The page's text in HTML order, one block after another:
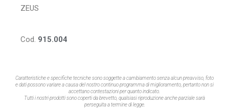
ZEUS
Cod. 915.004
Caratteristiche e specifiche tecniche sono soggette a cambiamento senza alcun preavviso, foto
e dati possono variare a causa del nostro continuo programma di miglioramento, pertanto non si
accettano contestazioni per quanto indicato.
Tutti i nostri prodotti sono coperti da brevetto, qualsiasi riproduzione anche parziale sarà
perseguita a termine di legge.